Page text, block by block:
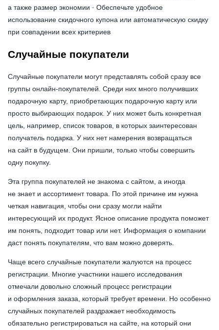
а также размер экономии · Обеспечьте удобное
использование скидочного купона или автоматическую скидку
при совпадении всех критериев
Случайные покупатели
Случайные покупатели могут представлять собой сразу все
группы онлайн-покупателей. Среди них много получивших
подарочную карту, приобретающих подарочную карту или
просто выбирающих подарок. У них может быть конкретная
цель, например, список товаров, в которых заинтересован
получатель подарка. У них нет намерения возвращаться
на сайт в будущем. Они пришли, только чтобы совершить
одну покупку.
Эта группа покупателей не знакома с сайтом, а иногда
не знает и ассортимент товара. По этой причине им нужна
четкая навигация, чтобы они сразу могли найти
интересующий их продукт. Ясное описание продукта поможет
им понять, подходит товар или нет. Информация о компании
даст понять покупателям, что вам можно доверять.
Чаще всего случайные покупатели жалуются на процесс
регистрации. Многие участники нашего исследования
отмечали довольно сложный процесс регистрации
и оформления заказа, который требует времени. Но особенно
случайных покупателей раздражает необходимость
обязательно регистрироваться на сайте, на который они